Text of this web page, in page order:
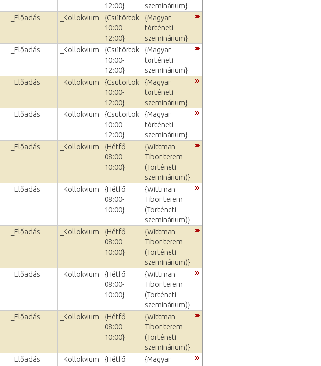
12:00}
szeminárium}
_Előadás _Kollokvium
{Csütörtök
10:00-
12:00}
{Magyar
történeti
szeminárium}
_Előadás _Kollokvium
{Csütörtök
10:00-
12:00}
{Magyar
történeti
szeminárium}
_Előadás _Kollokvium
{Csütörtök
10:00-
12:00}
{Magyar
történeti
szeminárium}
_Előadás _Kollokvium
{Csütörtök
10:00-
12:00}
{Magyar
történeti
szeminárium}
_Előadás _Kollokvium
{Hétfő
08:00-
10:00}
{Wittman
Tibor terem
(Történeti
szeminárium)}
_Előadás _Kollokvium
{Hétfő
08:00-
10:00}
{Wittman
Tibor terem
(Történeti
szeminárium)}
_Előadás _Kollokvium
{Hétfő
08:00-
10:00}
{Wittman
Tibor terem
(Történeti
szeminárium)}
_Előadás _Kollokvium
{Hétfő
08:00-
10:00}
{Wittman
Tibor terem
(Történeti
szeminárium)}
_Előadás _Kollokvium
{Hétfő
08:00-
10:00}
{Wittman
Tibor terem
(Történeti
szeminárium)}
_Előadás _Kollokvium
{Hétfő
{Magyar